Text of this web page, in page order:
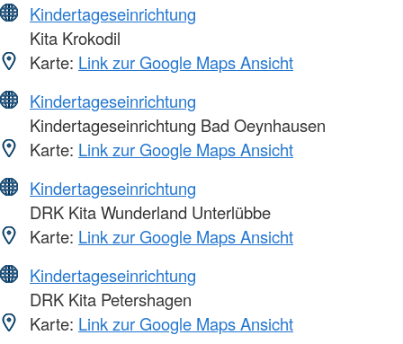
Kindertageseinrichtung
Kita Krokodil
Karte: Link zur Google Maps Ansicht
Kindertageseinrichtung
Kindertageseinrichtung Bad Oeynhausen
Karte: Link zur Google Maps Ansicht
Kindertageseinrichtung
DRK Kita Wunderland Unterlübbe
Karte: Link zur Google Maps Ansicht
Kindertageseinrichtung
DRK Kita Petershagen
Karte: Link zur Google Maps Ansicht